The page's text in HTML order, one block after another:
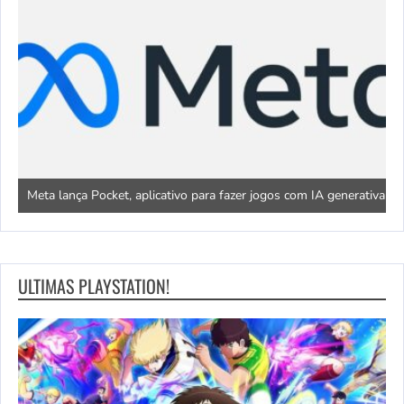
Meta lança Pocket, aplicativo para fazer jogos com IA generativa
ULTIMAS PLAYSTATION!